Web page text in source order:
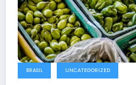
BRASIL UNCATEGORIZED